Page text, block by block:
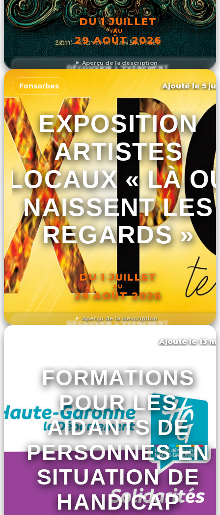
Aperçu de la description
DU 1 JUILLET
AU
29 AOÛT 2026
DÉCOUVRIR L'ÉVÉNEMENT
Aperçu de la description
Fonsorbes Ajouté le 5
EXPOSITION
ARTISTES
LOCAUX « LÀ
NAISSENT LES
REGARDS »
DU 1 JUILLET
AU
29 AOÛT 2026
DÉCOUVRIR L'ÉVÉNEMENT
Ajouté le 13
FORMATIONS
POUR LES
AIDANTS DE
PERSONNES EN
SITUATION DE
HANDICAP